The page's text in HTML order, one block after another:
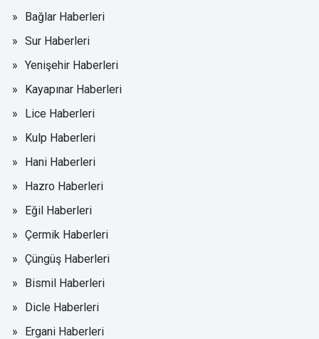
Bağlar Haberleri
Sur Haberleri
Yenişehir Haberleri
Kayapınar Haberleri
Lice Haberleri
Kulp Haberleri
Hani Haberleri
Hazro Haberleri
Eğil Haberleri
Çermik Haberleri
Çüngüş Haberleri
Bismil Haberleri
Dicle Haberleri
Ergani Haberleri